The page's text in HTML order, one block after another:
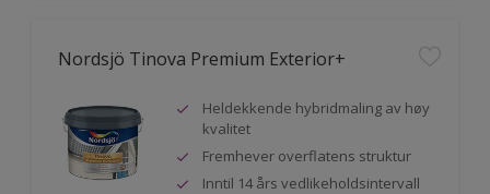
Nordsjö Tinova Premium Exterior+
Heldekkende hybridmaling av høy
kvalitet
Fremhever overflatens struktur
Inntil 14 års vedlikeholdsintervall